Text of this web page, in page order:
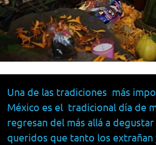
Una de las tradiciones más
México es el tradicional día de
regresan del más allá a
queridos que tanto los